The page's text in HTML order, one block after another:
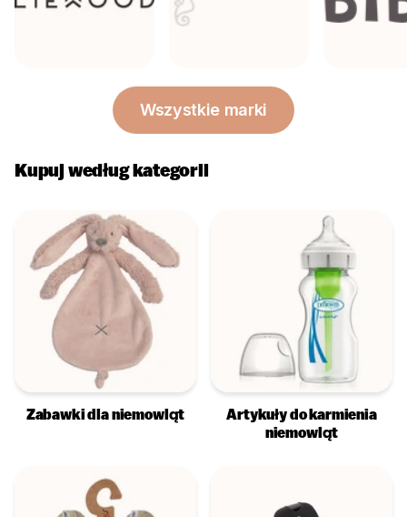
Wszystkie marki
Kupuj według kategorii
Zabawki dla niemowląt
Artykuły do karmienia
niemowląt